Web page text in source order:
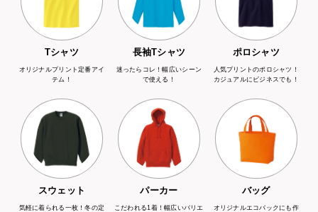
Tシャツ
オリジナルプリント定番アイ
テム！
長袖Tシャツ
迷ったらコレ！幅広いシーン
で使える！
ポロシャツ
人気プリントのポロシャツ！
カジュアルにビジネスでも！
スウェット
気軽に着られる一枚！冬の定
パーカー
こだわれる1着！幅広いバリエ
バッグ
オリジナルエコバックにも作